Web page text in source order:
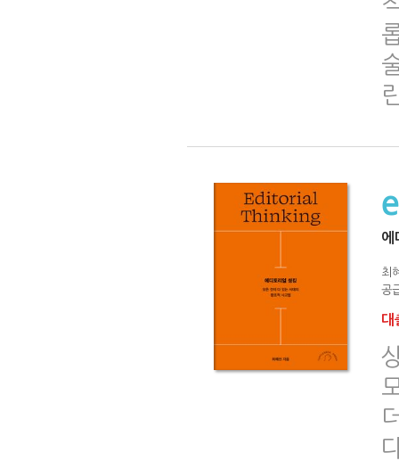
에
최
공
대